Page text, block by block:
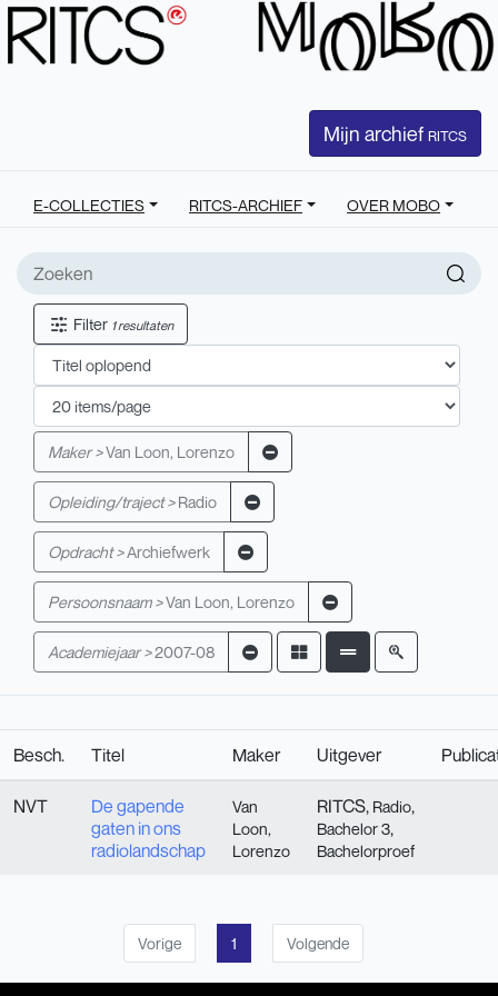
Mijn archief RITCS
E-COLLECTIES RITCS-ARCHIEF OVER MOBO
Filter 1 resultaten
Maker >Van Loon, Lorenzo
Opleiding/traject > Radio
Opdracht >Archiefwerk
Persoonsnaam >Van Loon, Lorenzo
Academiejaar >2007-08
Besch. Titel Maker Uitgever
NVT
De gapende
gaten in ons
radiolandschap
Van
Loon,
Lorenzo
RITCS, Radio,
Bachelor 3,
Bachelorproef
Vorige 1 Volgende